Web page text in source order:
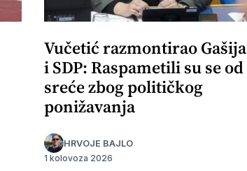
Vučetić razmontirao Gašija
i SDP: Raspametili su se od
sreće zbog političkog
ponižavanja
HRVOJE BAJLO
1 kolovoza 2026